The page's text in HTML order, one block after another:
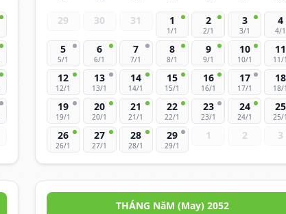
29 30 31 1
1/1
2
2/1
3
3/1
4
4/1
5
5/1
6
6/1
7
7/1
8
8/1
9
9/1
10
10/1
11
11/1
12
12/1
13
13/1
14
14/1
15
15/1
16
16/1
17
17/1
18
18/1
19
19/1
20
20/1
21
21/1
22
22/1
23
23/1
24
24/1
25
25/1
26
26/1
27
27/1
28
28/1
29
29/1
1 2 3
THÁNG NăM (May) 2052